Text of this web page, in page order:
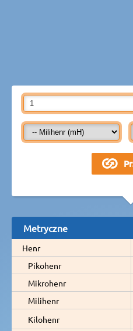
Metryczne
Henr
Pikohenr
Mikrohenr
Milihenr
Kilohenr